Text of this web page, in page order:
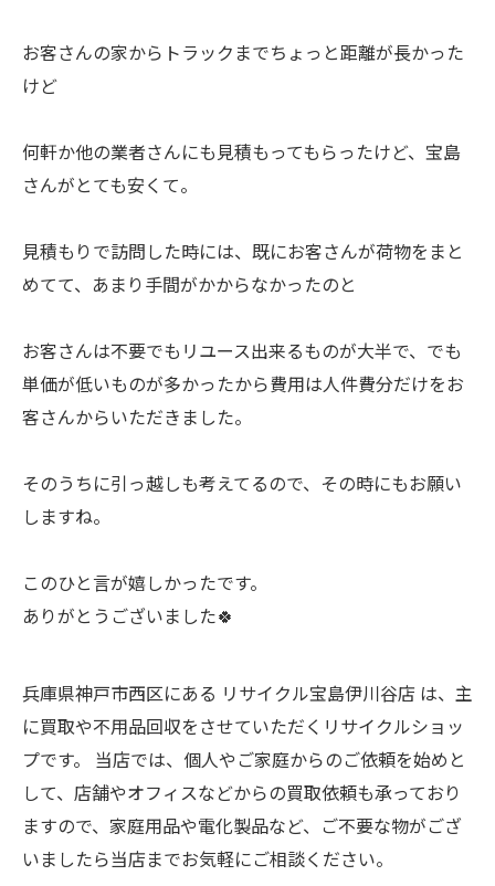
お客さんの家からトラックまでちょっと距離が長かった
けど
何軒か他の業者さんにも見積もってもらったけど、宝島
さんがとても安くて。
見積もりで訪問した時には、既にお客さんが荷物をまと
めてて、あまり手間がかからなかったのと
お客さんは不要でもリユース出来るものが大半で、でも
単価が低いものが多かったから費用は人件費分だけをお
客さんからいただきました。
そのうちに引っ越しも考えてるので、その時にもお願い
しますね。
このひと言が嬉しかったです。
ありがとうございました🍀
兵庫県神戸市西区にある リサイクル宝島伊川谷店 は、主
に買取や不用品回収をさせていただくリサイクルショッ
プです。 当店では、個人やご家庭からのご依頼を始めと
して、店舗やオフィスなどからの買取依頼も承っており
ますので、家庭用品や電化製品など、ご不要な物がござ
いましたら当店までお気軽にご相談ください。